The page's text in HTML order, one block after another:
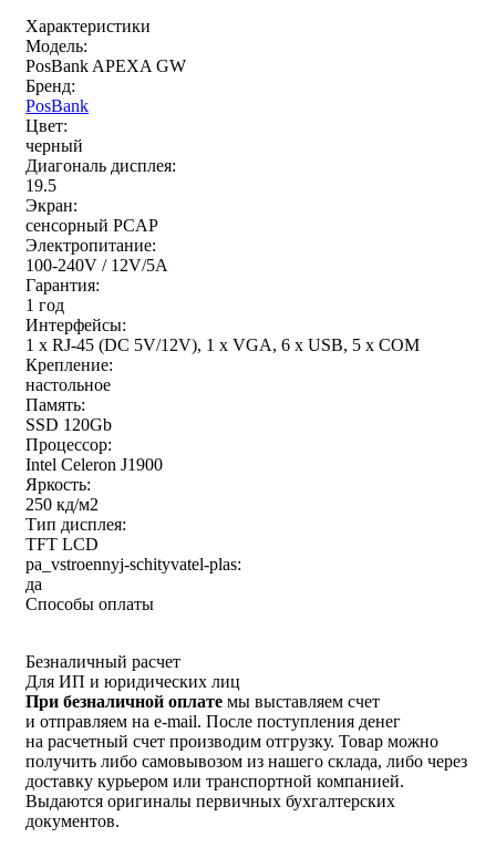
Характеристики
Модель:
PosBank APEXA GW
Бренд:
PosBank
Цвет:
черный
Диагональ дисплея:
19.5
Экран:
сенсорный PCAP
Электропитание:
100-240V / 12V/5A
Гарантия:
1 год
Интерфейсы:
1 x RJ-45 (DC 5V/12V), 1 x VGA, 6 x USB, 5 х COM
Крепление:
настольное
Память:
SSD 120Gb
Процессор:
Intel Celeron J1900
Яркость:
250 кд/м2
Тип дисплея:
TFT LCD
pa_vstroennyj-schityvatel-plas:
да
Способы оплаты
Безналичный расчет
Для ИП и юридических лиц
При безналичной оплате мы выставляем счет
и отправляем на e-mail. После поступления денег
на расчетный счет производим отгрузку. Товар можно
получить либо самовывозом из нашего склада, либо через
доставку курьером или транспортной компанией.
Выдаются оригиналы первичных бухгалтерских
документов.